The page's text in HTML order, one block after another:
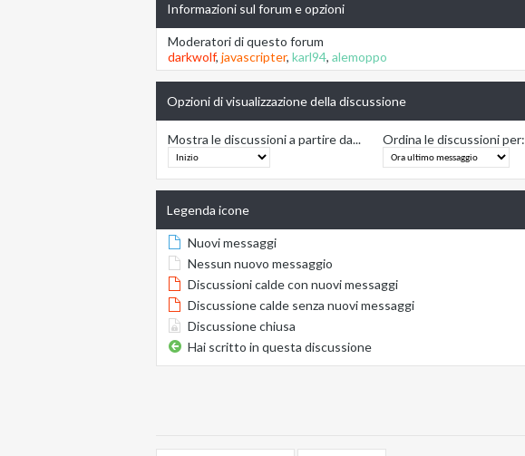
Informazioni sul forum e opzioni
Moderatori di questo forum
darkwolf, javascripter, karl94, alemoppo
Opzioni di visualizzazione della discussione
Mostra le discussioni a partire da... Ordina le discussioni per:
Legenda icone
Nuovi messaggi
Nessun nuovo messaggio
Discussioni calde con nuovi messaggi
Discussione calde senza nuovi messaggi
Discussione chiusa
Hai scritto in questa discussione